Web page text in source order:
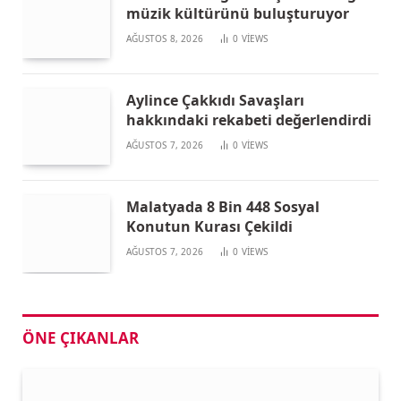
müzik kültürünü buluşturuyor
AĞUSTOS 8, 2026 0 VIEWS
Aylince Çakkıdı Savaşları
hakkındaki rekabeti değerlendirdi
AĞUSTOS 7, 2026 0 VIEWS
Malatyada 8 Bin 448 Sosyal
Konutun Kurası Çekildi
AĞUSTOS 7, 2026 0 VIEWS
ÖNE ÇIKANLAR